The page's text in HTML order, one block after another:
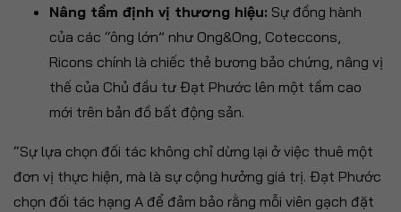
Nâng tầm định vị thương hiệu: Sự đồng hành
của các “ông lớn” như Ong&Ong, Coteccons,
Ricons chính là chiếc thẻ bương bảo chứng, nâng vị
thế của Chủ đầu tư Đạt Phước lên một tầm cao
mới trên bản đồ bất động sản.
“Sự lựa chọn đối tác không chỉ dừng lại ở việc thuê một
đơn vị thực hiện, mà là sự cộng hưởng giá trị. Đạt Phước
chọn đối tác hạng A để đảm bảo rằng mỗi viên gạch đặt